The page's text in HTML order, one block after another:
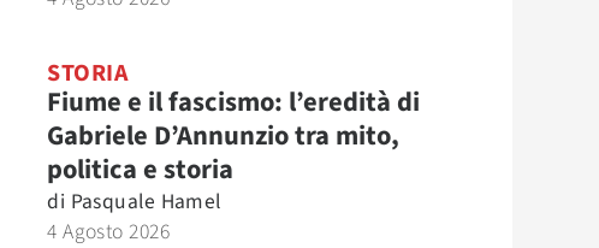
STORIA
Fiume e il fascismo: l’eredità di
Gabriele D’Annunzio tra mito,
politica e storia
di Pasquale Hamel
4 Agosto 2026